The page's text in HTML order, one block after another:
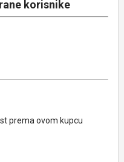
korisnike
prema ovom kupcu